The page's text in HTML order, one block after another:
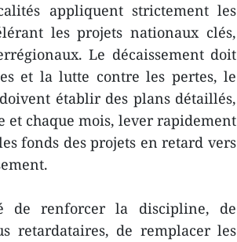
appliquent strictement les
les projets nationaux clés,
Le décaissement doit
et la lutte contre les pertes, le
établir des plans détaillés,
et chaque mois, lever rapidement
fonds des projets en retard vers
de renforcer la discipline, de
retardataires, de remplacer les